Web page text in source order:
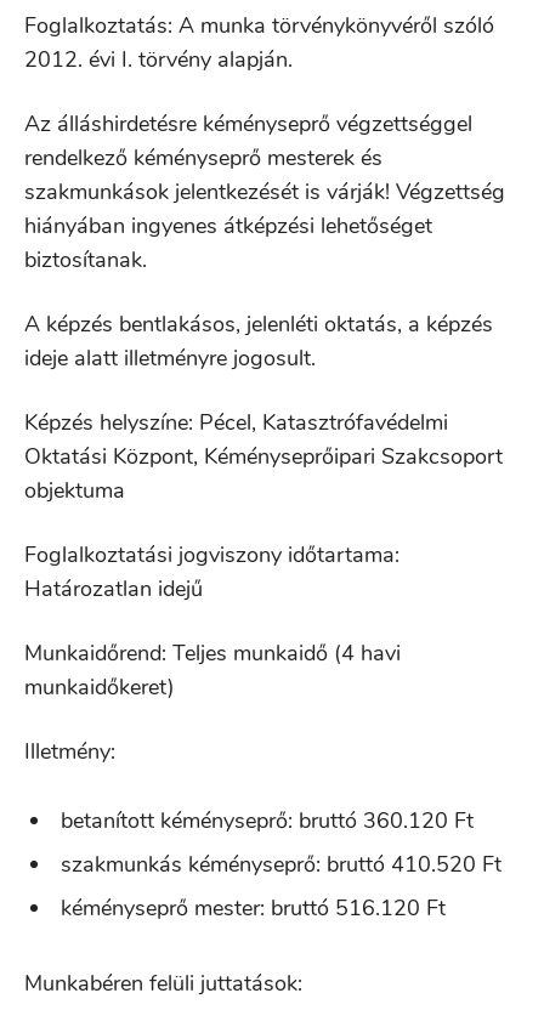
Foglalkoztatás: A munka törvénykönyvéről szóló
2012. évi I. törvény alapján.
Az álláshirdetésre kéményseprő végzettséggel
rendelkező kéményseprő mesterek és
szakmunkások jelentkezését is várják! Végzettség
hiányában ingyenes átképzési lehetőséget
biztosítanak.
A képzés bentlakásos, jelenléti oktatás, a képzés
ideje alatt illetményre jogosult.
Képzés helyszíne: Pécel, Katasztrófavédelmi
Oktatási Központ, Kéményseprőipari Szakcsoport
objektuma
Foglalkoztatási jogviszony időtartama:
Határozatlan idejű
Munkaidőrend: Teljes munkaidő (4 havi
munkaidőkeret)
Illetmény:
betanított kéményseprő: bruttó 360.120 Ft
szakmunkás kéményseprő: bruttó 410.520 Ft
kéményseprő mester: bruttó 516.120 Ft
Munkabéren felüli juttatások: